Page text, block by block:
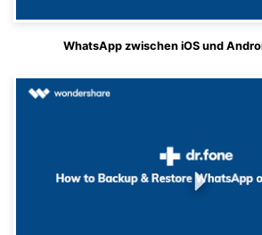
WhatsApp zwischen iOS und